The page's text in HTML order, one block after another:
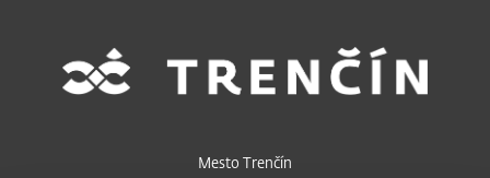
Mesto Trenčín